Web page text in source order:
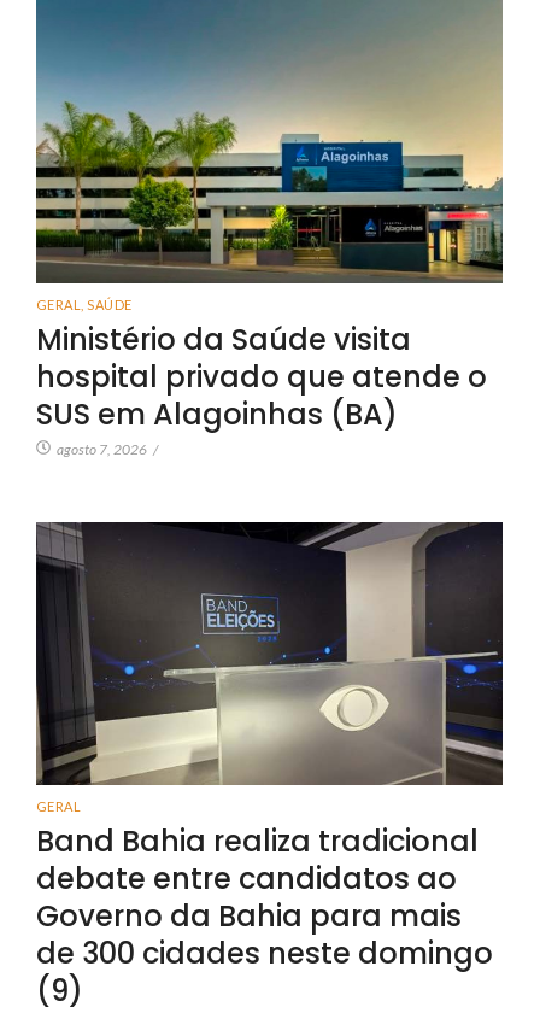
GERAL SAÚDE
Ministério da Saúde visita
hospital privado que atende o
SUS em Alagoinhas (BA)
agosto 7, 2026 /
GERAL
Band Bahia realiza tradicional
debate entre candidatos ao
Governo da Bahia para mais
de 300 cidades neste domingo
(9)